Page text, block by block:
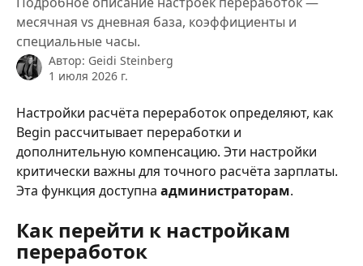
месячная vs дневная база, коэффициенты и
специальные часы.
Автор: Geidi Steinberg
1 июля 2026 г.
Настройки расчёта переработок определяют, как
Begin рассчитывает переработки и
дополнительную компенсацию. Эти настройки
критически важны для точного расчёта зарплаты.
Эта функция доступна администраторам.
Как перейти к настройкам
переработок